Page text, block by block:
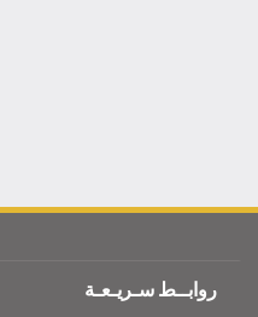
روابــط سـريـعـة